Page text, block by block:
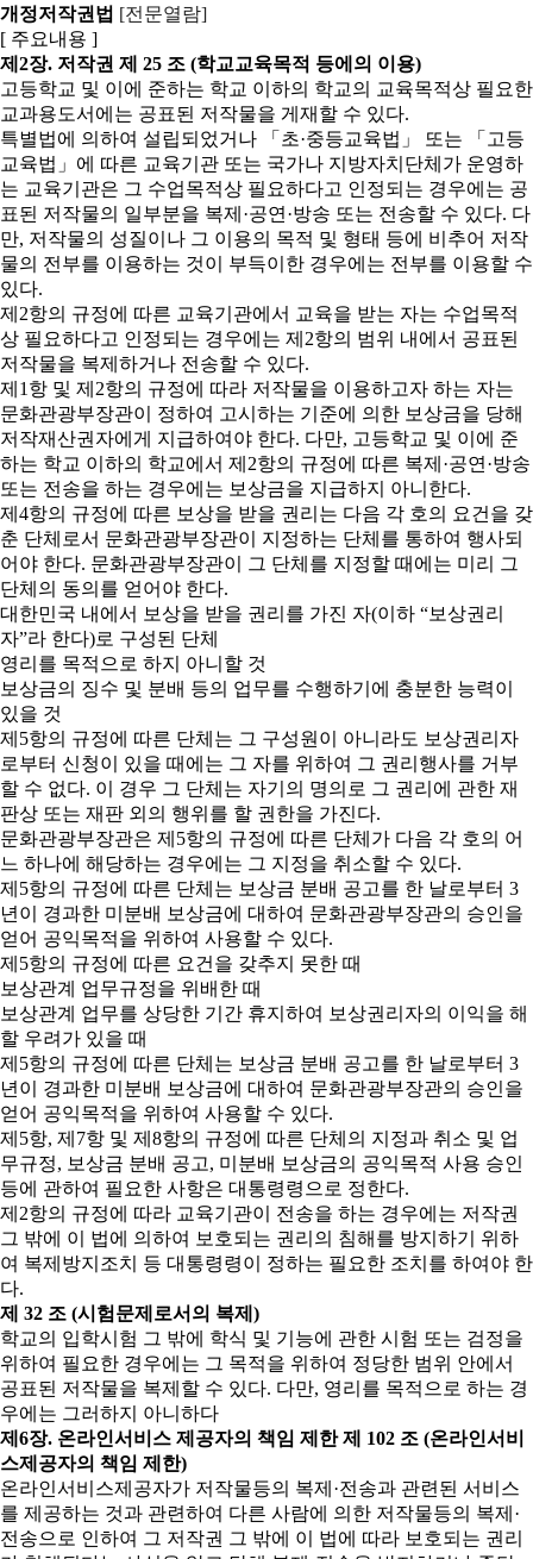
개정저작권법 [전문열람]
[ 주요내용 ]
제2장. 저작권 제 25 조 (학교교육목적 등에의 이용)
고등학교 및 이에 준하는 학교 이하의 학교의 교육목적상 필요한
교과용도서에는 공표된 저작물을 게재할 수 있다.
특별법에 의하여 설립되었거나 「초·중등교육법」 또는 「고등
교육법」에 따른 교육기관 또는 국가나 지방자치단체가 운영하
는 교육기관은 그 수업목적상 필요하다고 인정되는 경우에는 공
표된 저작물의 일부분을 복제·공연·방송 또는 전송할 수 있다. 다
만, 저작물의 성질이나 그 이용의 목적 및 형태 등에 비추어 저작
물의 전부를 이용하는 것이 부득이한 경우에는 전부를 이용할 수
있다.
제2항의 규정에 따른 교육기관에서 교육을 받는 자는 수업목적
상 필요하다고 인정되는 경우에는 제2항의 범위 내에서 공표된
저작물을 복제하거나 전송할 수 있다.
제1항 및 제2항의 규정에 따라 저작물을 이용하고자 하는 자는
문화관광부장관이 정하여 고시하는 기준에 의한 보상금을 당해
저작재산권자에게 지급하여야 한다. 다만, 고등학교 및 이에 준
하는 학교 이하의 학교에서 제2항의 규정에 따른 복제·공연·방송
또는 전송을 하는 경우에는 보상금을 지급하지 아니한다.
제4항의 규정에 따른 보상을 받을 권리는 다음 각 호의 요건을 갖
춘 단체로서 문화관광부장관이 지정하는 단체를 통하여 행사되
어야 한다. 문화관광부장관이 그 단체를 지정할 때에는 미리 그
단체의 동의를 얻어야 한다.
대한민국 내에서 보상을 받을 권리를 가진 자(이하 “보상권리
자”라 한다)로 구성된 단체
영리를 목적으로 하지 아니할 것
보상금의 징수 및 분배 등의 업무를 수행하기에 충분한 능력이
있을 것
제5항의 규정에 따른 단체는 그 구성원이 아니라도 보상권리자
로부터 신청이 있을 때에는 그 자를 위하여 그 권리행사를 거부
할 수 없다. 이 경우 그 단체는 자기의 명의로 그 권리에 관한 재
판상 또는 재판 외의 행위를 할 권한을 가진다.
문화관광부장관은 제5항의 규정에 따른 단체가 다음 각 호의 어
느 하나에 해당하는 경우에는 그 지정을 취소할 수 있다.
제5항의 규정에 따른 단체는 보상금 분배 공고를 한 날로부터 3
년이 경과한 미분배 보상금에 대하여 문화관광부장관의 승인을
얻어 공익목적을 위하여 사용할 수 있다.
제5항의 규정에 따른 요건을 갖추지 못한 때
보상관계 업무규정을 위배한 때
보상관계 업무를 상당한 기간 휴지하여 보상권리자의 이익을 해
할 우려가 있을 때
제5항의 규정에 따른 단체는 보상금 분배 공고를 한 날로부터 3
년이 경과한 미분배 보상금에 대하여 문화관광부장관의 승인을
얻어 공익목적을 위하여 사용할 수 있다.
제5항, 제7항 및 제8항의 규정에 따른 단체의 지정과 취소 및 업
무규정, 보상금 분배 공고, 미분배 보상금의 공익목적 사용 승인
등에 관하여 필요한 사항은 대통령령으로 정한다.
제2항의 규정에 따라 교육기관이 전송을 하는 경우에는 저작권
그 밖에 이 법에 의하여 보호되는 권리의 침해를 방지하기 위하
여 복제방지조치 등 대통령령이 정하는 필요한 조치를 하여야 한
다.
제 32 조 (시험문제로서의 복제)
학교의 입학시험 그 밖에 학식 및 기능에 관한 시험 또는 검정을
위하여 필요한 경우에는 그 목적을 위하여 정당한 범위 안에서
공표된 저작물을 복제할 수 있다. 다만, 영리를 목적으로 하는 경
우에는 그러하지 아니하다
제6장. 온라인서비스 제공자의 책임 제한 제 102 조 (온라인서비
스제공자의 책임 제한)
온라인서비스제공자가 저작물등의 복제·전송과 관련된 서비스
를 제공하는 것과 관련하여 다른 사람에 의한 저작물등의 복제·
전송으로 인하여 그 저작권 그 밖에 이 법에 따라 보호되는 권리